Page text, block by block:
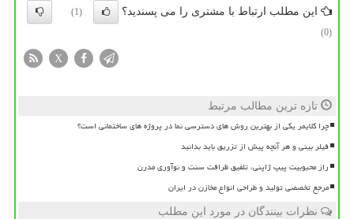
این مطلب ارتباط با مشتری را می پسندید؟
(1)
(0)
X
تازه ترین مطالب مرتبط
چرا کلایمر یکی از بهترین روش های دسترسی نما در پروژه های ساختمانی است؟
فیلر بینی و هر آنچه پیش از تزریق باید بدانید
راز محبوبیت پیپ ژاپنی، تلفیق ظرافت سنت و نوآوری مدرن
مرجع تخصصی تولید و طراحی انواع مخازن در ایران
نظرات بینندگان در مورد این مطلب